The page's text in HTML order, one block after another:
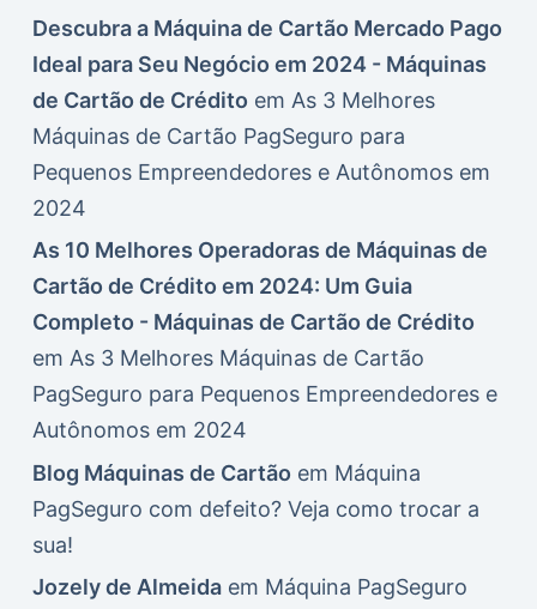
Descubra a Máquina de Cartão Mercado Pago
Ideal para Seu Negócio em 2024 - Máquinas
de Cartão de Crédito em As 3 Melhores
Máquinas de Cartão PagSeguro para
Pequenos Empreendedores e Autônomos em
2024
As 10 Melhores Operadoras de Máquinas de
Cartão de Crédito em 2024: Um Guia
Completo - Máquinas de Cartão de Crédito
em As 3 Melhores Máquinas de Cartão
PagSeguro para Pequenos Empreendedores e
Autônomos em 2024
Blog Máquinas de Cartão em Máquina
PagSeguro com defeito? Veja como trocar a
sua!
Jozely de Almeidaem Máquina PagSeguro